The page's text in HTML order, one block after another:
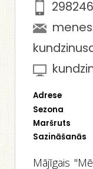
Adrese
Sezona
Maršruts
Sazināšanās
Mājīgais